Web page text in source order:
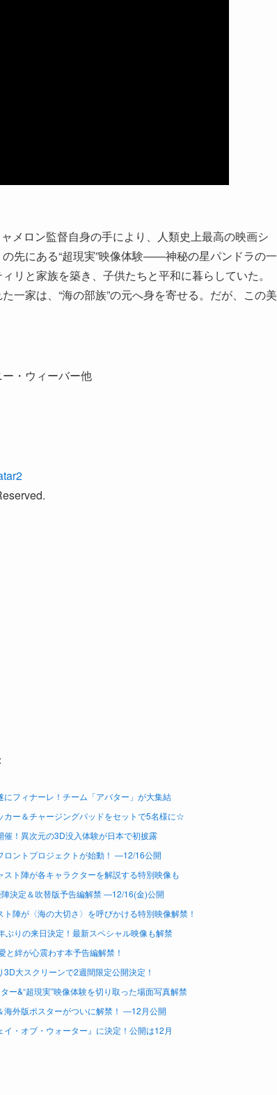
メロン監督自身の手により、人類史上最高の映画シ
先にある“超現実”映像体験――神秘の星パンドラの一
リと家族を築き、子供たちと平和に暮らしていた。
家は、“海の部族”の元へ身を寄せる。だが、この美
・ウィーバー他
にフィナーレ！チーム「アバター」が大集結
カー＆チャージングパッドをセットで5名様に☆
催！異次元の3D没入体験が日本で初披露
ロントプロジェクトが始動！ ―12/16公開
ト陣が各キャラクターを解説する特別映像も
陣決定＆吹替版予告編解禁 ―12/16(金)公開
陣が〈海の大切さ〉を呼びかける特別映像解禁！
ぶりの来日決定！最新スペシャル映像も解禁
絆が心震わす本予告編解禁！
大スクリーンで2週間限定公開決定！
ー&“超現実”映像体験を切り取った場面写真解禁
外版ポスターがついに解禁！ ―12月公開
・オブ・ウォーター』に決定！公開は12月